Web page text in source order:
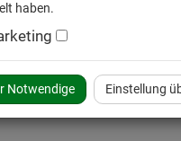
haben.
Notwendige Einstellung